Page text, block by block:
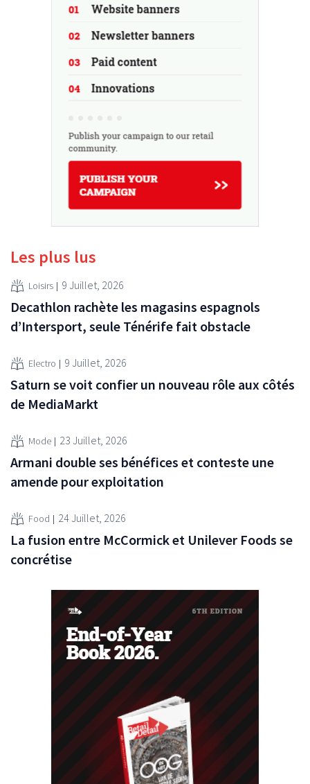
Les plus lus
Loisirs 9 Juillet, 2026
Decathlon rachète les magasins espagnols
d’Intersport, seule Ténérife fait obstacle
Electro 9 Juillet, 2026
Saturn se voit confier un nouveau rôle aux côtés
de MediaMarkt
Mode 23 Juillet, 2026
Armani double ses bénéfices et conteste une
amende pour exploitation
Food 24 Juillet, 2026
La fusion entre McCormick et Unilever Foods se
concrétise